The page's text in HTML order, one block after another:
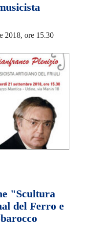
2018, ore 15.30
"Scultura
del Ferro e